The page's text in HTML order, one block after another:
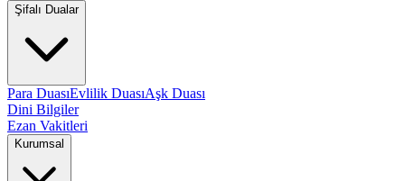
Şifalı Dualar
Para DuasıEvlilik DuasıAşk Duası
Dini Bilgiler
Ezan Vakitleri
Kurumsal